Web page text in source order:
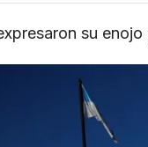
su